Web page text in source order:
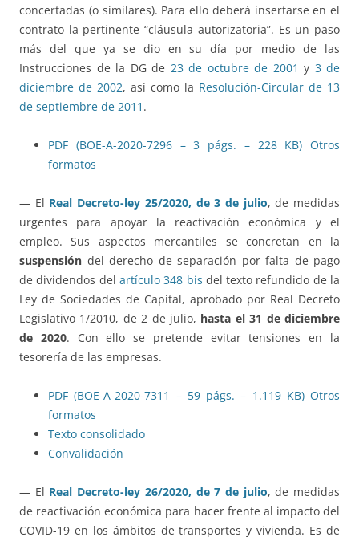
concertadas (o similares). Para ello deberá insertarse en el
contrato la pertinente “cláusula autorizatoria”. Es un paso
más del que ya se dio en su día por medio de las
Instrucciones de la DG de 23 de octubre de 2001 y 3 de
diciembre de 2002, así como la Resolución-Circular de 13
de septiembre de 2011 .
PDF (BOE-A-2020-7296 – 3 págs. – 228 KB) Otros
formatos
— El Real Decreto-ley 25/2020, de 3 de julio, de medidas
urgentes para apoyar la reactivación económica y el
empleo. Sus aspectos mercantiles se concretan en la
suspensión del derecho de separación por falta de pago
de dividendos del artículo 348 bis del texto refundido de la
Ley de Sociedades de Capital, aprobado por Real Decreto
Legislativo 1/2010, de 2 de julio, hasta el 31 de diciembre
de 2020. Con ello se pretende evitar tensiones en la
tesorería de las empresas.
PDF (BOE-A-2020-7311 – 59 págs. – 1.119 KB) Otros
formatos
Texto consolidado
Convalidación
— El Real Decreto-ley 26/2020, de 7 de julio, de medidas
de reactivación económica para hacer frente al impacto del
COVID-19 en los ámbitos de transportes y vivienda. Es de